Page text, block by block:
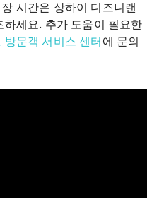
시간은 상하이 디즈니랜
세요. 추가 도움이 필요한
문객 서비스 센터에 문의